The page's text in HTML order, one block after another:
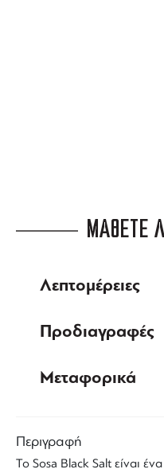
ΜΑΘΕΤΕ
Λεπτομέρειες
Προδιαγραφές
Μεταφορικά
Περιγραφή
Το Sosa Black Salt είναι